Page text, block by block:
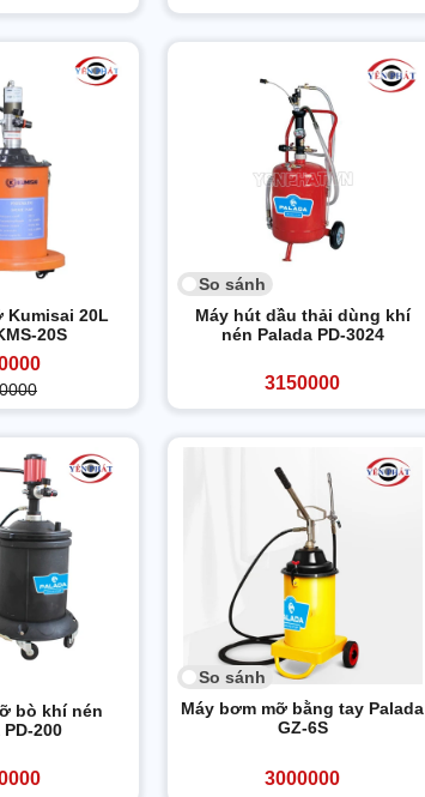
Kumisai 20L
20S
So sánh
Máy hút dầu thải dùng khí
nén Palada PD-3024
3150000
bò khí nén
PD-200
So sánh
Máy bơm mỡ bằng tay Palada
GZ-6S
3000000